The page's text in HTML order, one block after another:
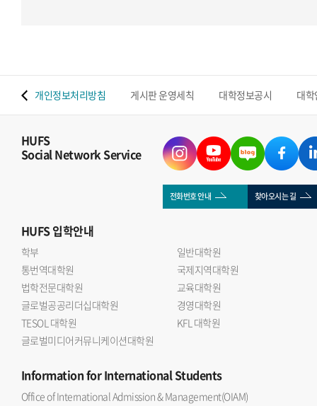
개인정보처리방침 게시판 운영세칙 대학정보공시 대
HUFS
Social Network Service
전화번호 안내 찾아오시는 길
HUFS입학안내
학부
일반대학원
통번역대학원
국제지역대학원
법학전문대학원
교육대학원
글로벌공공리더십대학원
경영대학원
TESOL 대학원
KFL 대학원
글로벌미디어커뮤니케이션대학원
Informationfor International Students
Office of International Admission & Management(OIAM)